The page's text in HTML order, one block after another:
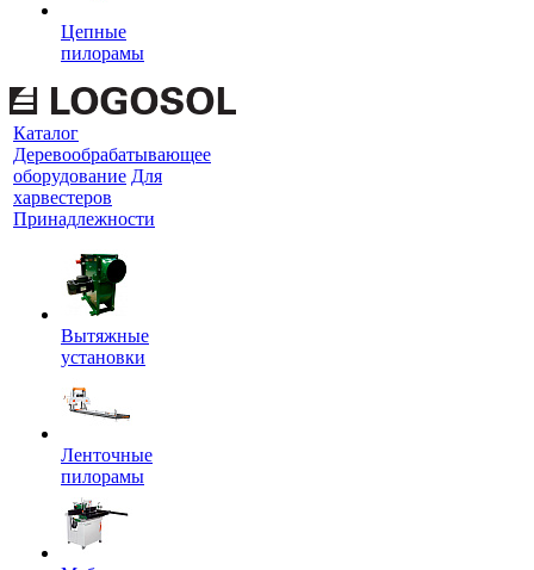
Цепные
пилорамы
Каталог
Деревообрабатывающее
оборудование Для
харвестеров
Принадлежности
Вытяжные
установки
Ленточные
пилорамы